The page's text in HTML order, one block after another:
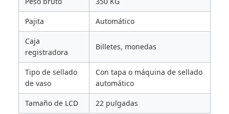
Pajita Automático
Caja
registradora
Billetes, monedas
Tipo de sellado
de vaso
Con tapa o máquina de sellado
automático
Tamaño de LCD 22 pulgadas